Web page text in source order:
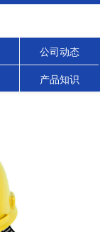
公司动态
产品知识